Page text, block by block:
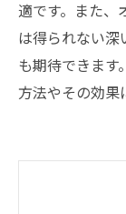
適です。また、
は得られない
も期待できます
方法やその効果